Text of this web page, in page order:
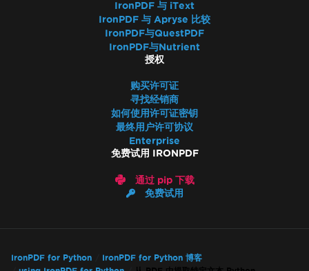
IronPDF 与 iText
IronPDF 与 Apryse 比较
IronPDF与QuestPDF
IronPDF与Nutrient
授权
购买许可证
寻找经销商
如何使用许可证密钥
最终用户许可协议
Enterprise
免费试用 IRONPDF
通过 pip 下载
免费试用
IronPDF for Python
IronPDF for Python 博客